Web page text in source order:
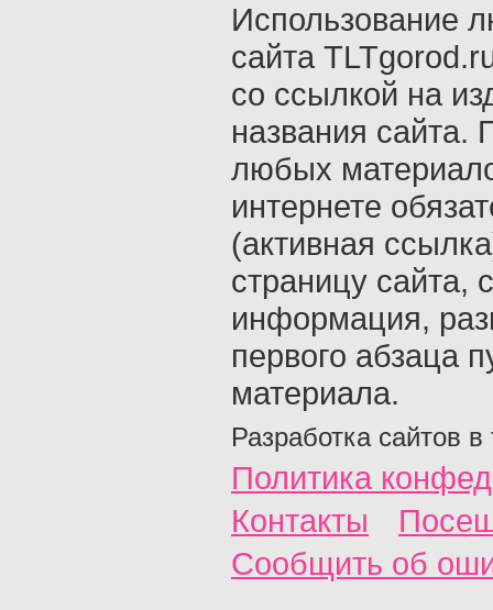
Использование
сайта
со ссылкой на
названия сайта.
любых
интернете
(активная
страницу сайта,
информация,
первого абзаца
материала.
Разработка сайтов в
Политика
Контакты
Сообщить об